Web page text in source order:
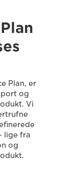
Plan, er
og
Vi
lige fra
og